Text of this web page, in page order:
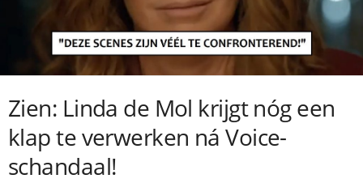
Zien: Linda de Mol krijgt nóg een
klap te verwerken ná Voice-
schandaal!